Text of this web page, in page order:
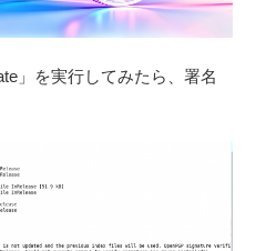
」を実行してみたら、署名